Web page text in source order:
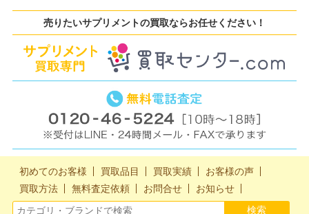
売りたいサプリメントの買取ならお任せください！
初めてのお客様 買取品目 買取実績
お客様の声
買取方法
無料査定依頼 お問合せ お知らせ